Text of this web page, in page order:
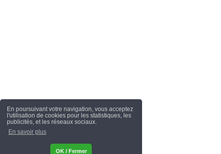
En poursuivant votre navigation, vous acceptez
l'utilisation de cookies pour les statistiques, les
publicités, et les réseaux sociaux.
En savoir plus
OK / Fermer